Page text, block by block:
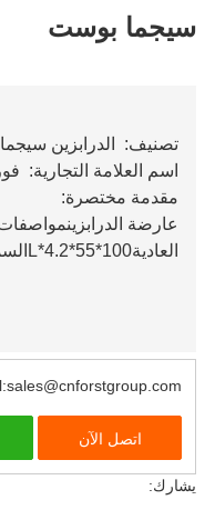
سيجما بوست
تصنيف:
الدرابزين
اسم العلامة التجارية:
مقدمة مختصرة:
عارضة
العادية100*55*4.2*Lالسمك:2.75/3/4 مم
اتصل الآن
يشارك: